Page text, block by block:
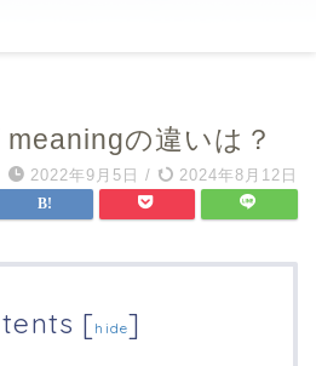
の違いは？
2022年9月5日 / 2024年8月12日
[hide]